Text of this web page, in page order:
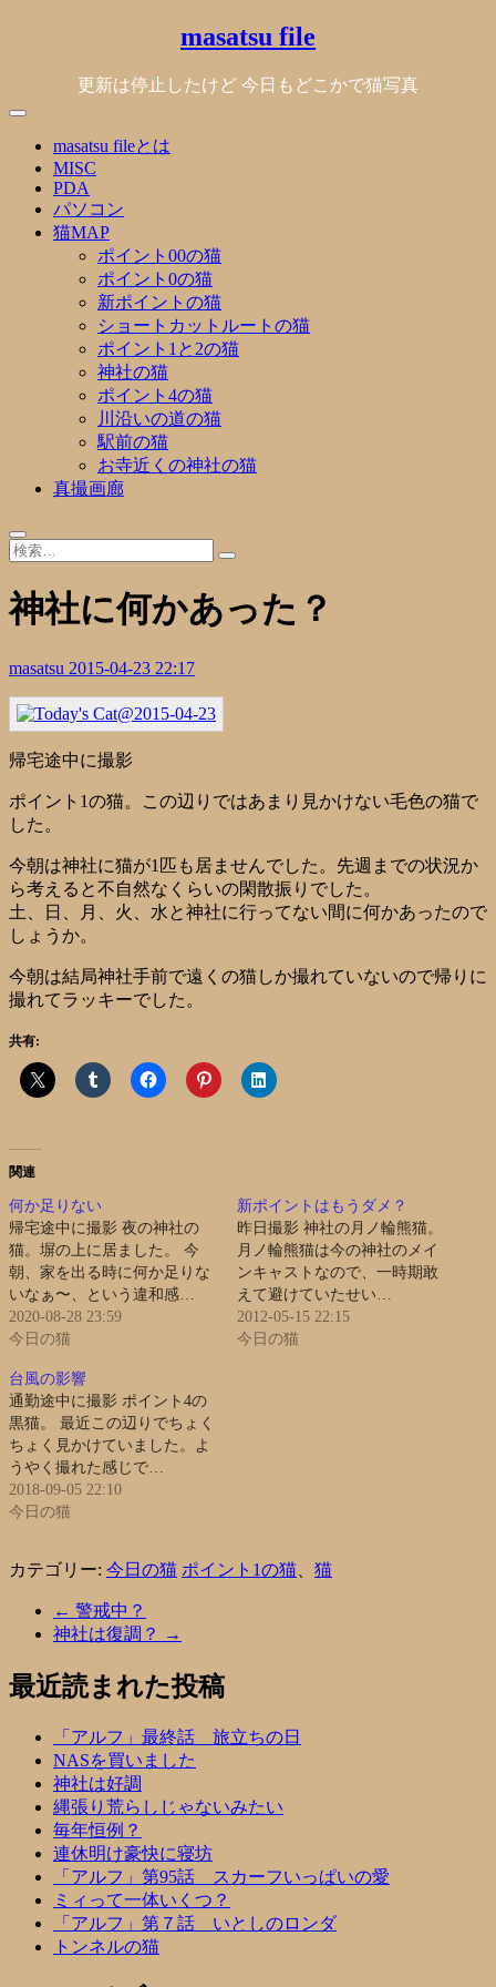
masatsu file
更新は停止したけど 今日もどこかで猫写真
masatsu fileとは
MISC
PDA
パソコン
猫MAP
ポイント00の猫
ポイント0の猫
新ポイントの猫
ショートカットルートの猫
ポイント1と2の猫
神社の猫
ポイント4の猫
川沿いの道の猫
駅前の猫
お寺近くの神社の猫
真撮画廊
神社に何かあった？
masatsu 2015-04-23 22:17
帰宅途中に撮影
ポイント1の猫。この辺りではあまり見かけない毛色の猫で
した。
今朝は神社に猫が1匹も居ませんでした。先週までの状況か
ら考えると不自然なくらいの閑散振りでした。
土、日、月、火、水と神社に行ってない間に何かあったので
しょうか。
今朝は結局神社手前で遠くの猫しか撮れていないので帰りに
撮れてラッキーでした。
共有:
関連
何か足りない
帰宅途中に撮影 夜の神社の
猫。塀の上に居ました。 今
朝、家を出る時に何か足りな
いなぁ〜、という違和感…
2020-08-28 23:59
今日の猫
新ポイントはもうダメ？
昨日撮影 神社の月ノ輪熊猫。
月ノ輪熊猫は今の神社のメイ
ンキャストなので、一時期敢
えて避けていたせい…
2012-05-15 22:15
今日の猫
台風の影響
通勤途中に撮影 ポイント4の
黒猫。 最近この辺りでちょく
ちょく見かけていました。よ
うやく撮れた感じで…
2018-09-05 22:10
今日の猫
カテゴリー: 今日の猫 ポイント1の猫 猫
← 警戒中？
神社は復調？
→
最近読まれた投稿
「アルフ」最終話 旅立ちの日
NASを買いました
神社は好調
縄張り荒らしじゃないみたい
毎年恒例？
連休明け豪快に寝坊
「アルフ」第95話 スカーフいっぱいの愛
ミィって一体いくつ？
「アルフ」第７話 いとしのロンダ
トンネルの猫